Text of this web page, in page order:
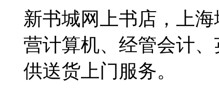
新书城网上书店，上
营计算机、经管会计
供送货上门服务。